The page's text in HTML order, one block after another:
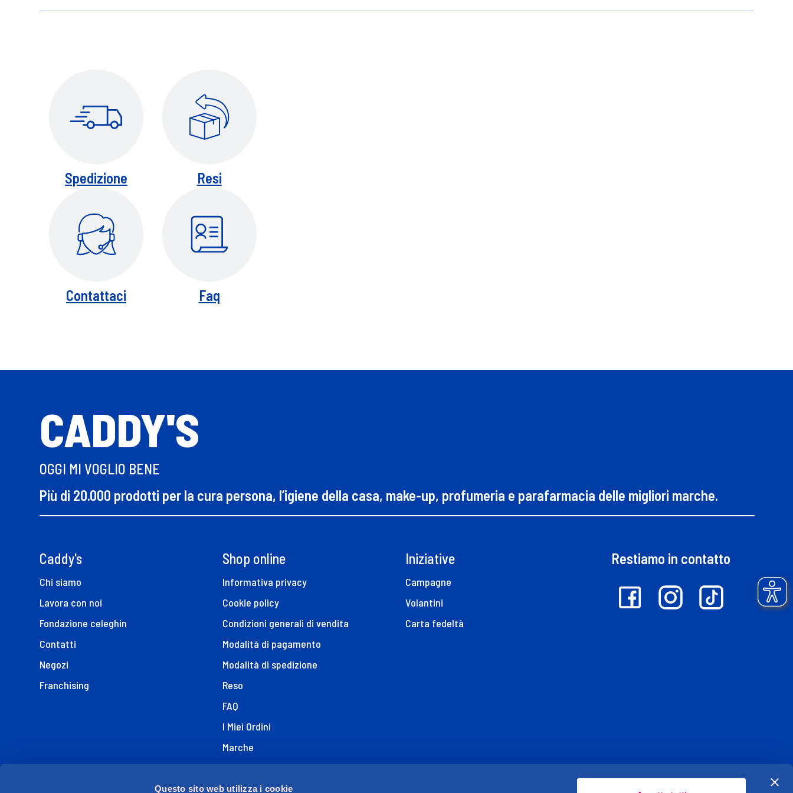
Questo sito web utilizza i cookie
Spedizione Resi
Contattaci Faq
CADDY'S
OGGI MI VOGLIO BENE
Più di 20.000 prodotti per la cura persona, l’igiene della casa, make-up, profumeria e parafarmacia delle migliori marche.
Caddy's
Chi siamo
Lavora con noi
Fondazione celeghin
Contatti
Negozi
Franchising
Shop online
Informativa privacy
Cookie policy
Condizioni generali di vendita
Modalità di pagamento
Modalità di spedizione
Reso
FAQ
I Miei Ordini
Marche
Dichiarazione di Accessibilità
Iniziative
Campagne
Volantini
Carta fedeltà
Restiamo in contatto